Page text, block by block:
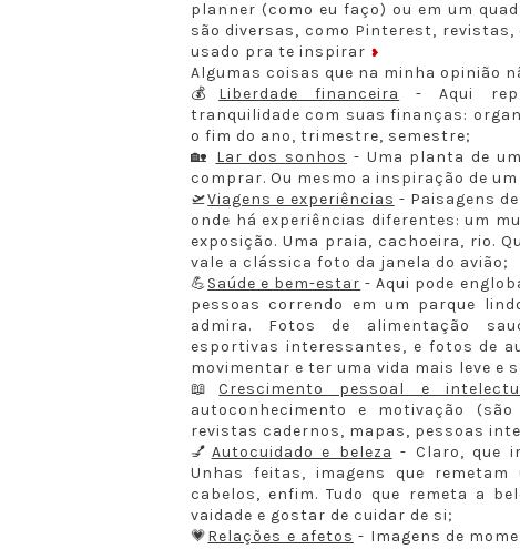
planner (como eu faço) ou em um
são diversas, como Pinterest,
usado pra te inspirar ❥
Algumas coisas que na minha opinião
💰 Liberdade financeira
- Aqui
tranquilidade com suas finanças:
o fim do ano, trimestre, semestre;
🏡 Lar dos sonhos - Uma planta de
comprar. Ou mesmo a inspiração de
🛫Viagens e experiências - Paisagens
onde há experiências diferentes: um
exposição. Uma praia, cachoeira, rio.
vale a clássica foto da janela do avião;
💪Saúde e bem-estar - Aqui pode
pessoas correndo em um parque
admira. Fotos de alimentação
esportivas interessantes, e fotos de
movimentar e ter uma vida mais leve e
📖 Crescimento pessoal e
autoconhecimento e motivação
revistas cadernos, mapas, pessoas
💅 Autocuidado e beleza - Claro, que
Unhas feitas, imagens que
cabelos, enfim. Tudo que remeta a
vaidade e gostar de cuidar de si;
💗Relações e afetos - Imagens de